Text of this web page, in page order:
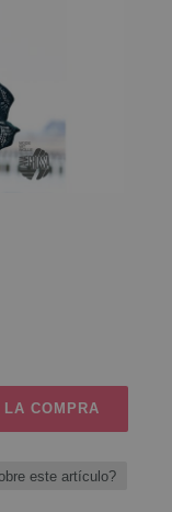
COMPRA
este artículo?